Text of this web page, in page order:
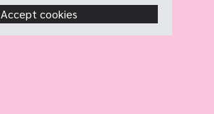
Accept cookies